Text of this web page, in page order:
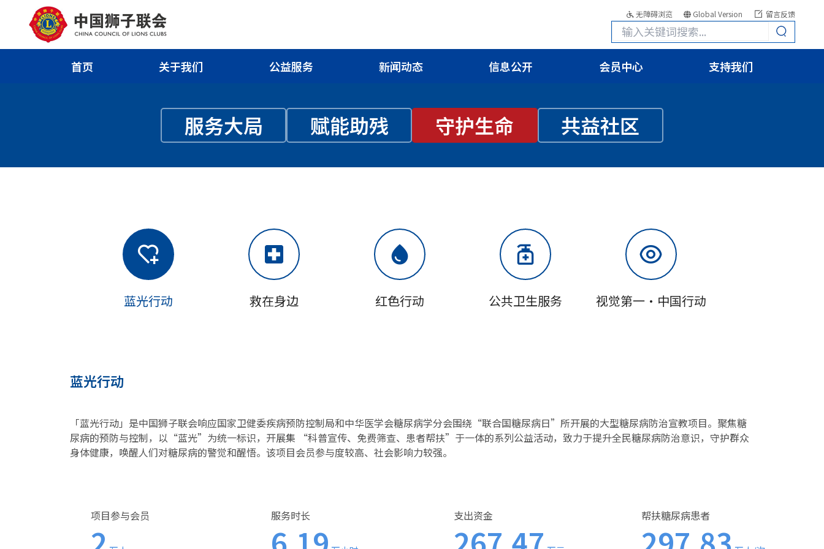
无障碍浏览 Global Version 留言反馈
首页 关于我们 公益服务 新闻动态 信息公开 会员中心 支持我们
服务大局 赋能助残 守护生命 共益社区
蓝光行动
local_hospital
救在身边
water_drop
红色行动 公共卫生服务 视觉第一·中国行动
蓝光行动
「蓝光行动」是中国狮子联会响应国家卫健委疾病预防控制局和中华医学会糖尿病学分会围绕“联合国糖尿病日”所开展的大型糖尿病防治宣教项目。聚焦糖
尿病的预防与控制，以“蓝光”为统一标识，开展集 “科普宣传、免费筛查、患者帮扶”于一体的系列公益活动，致力于提升全民糖尿病防治意识，守护群众
身体健康，唤醒人们对糖尿病的警觉和醒悟。该项目会员参与度较高、社会影响力较强。
项目参与会员 服务时长 支出资金 帮扶糖尿病患者